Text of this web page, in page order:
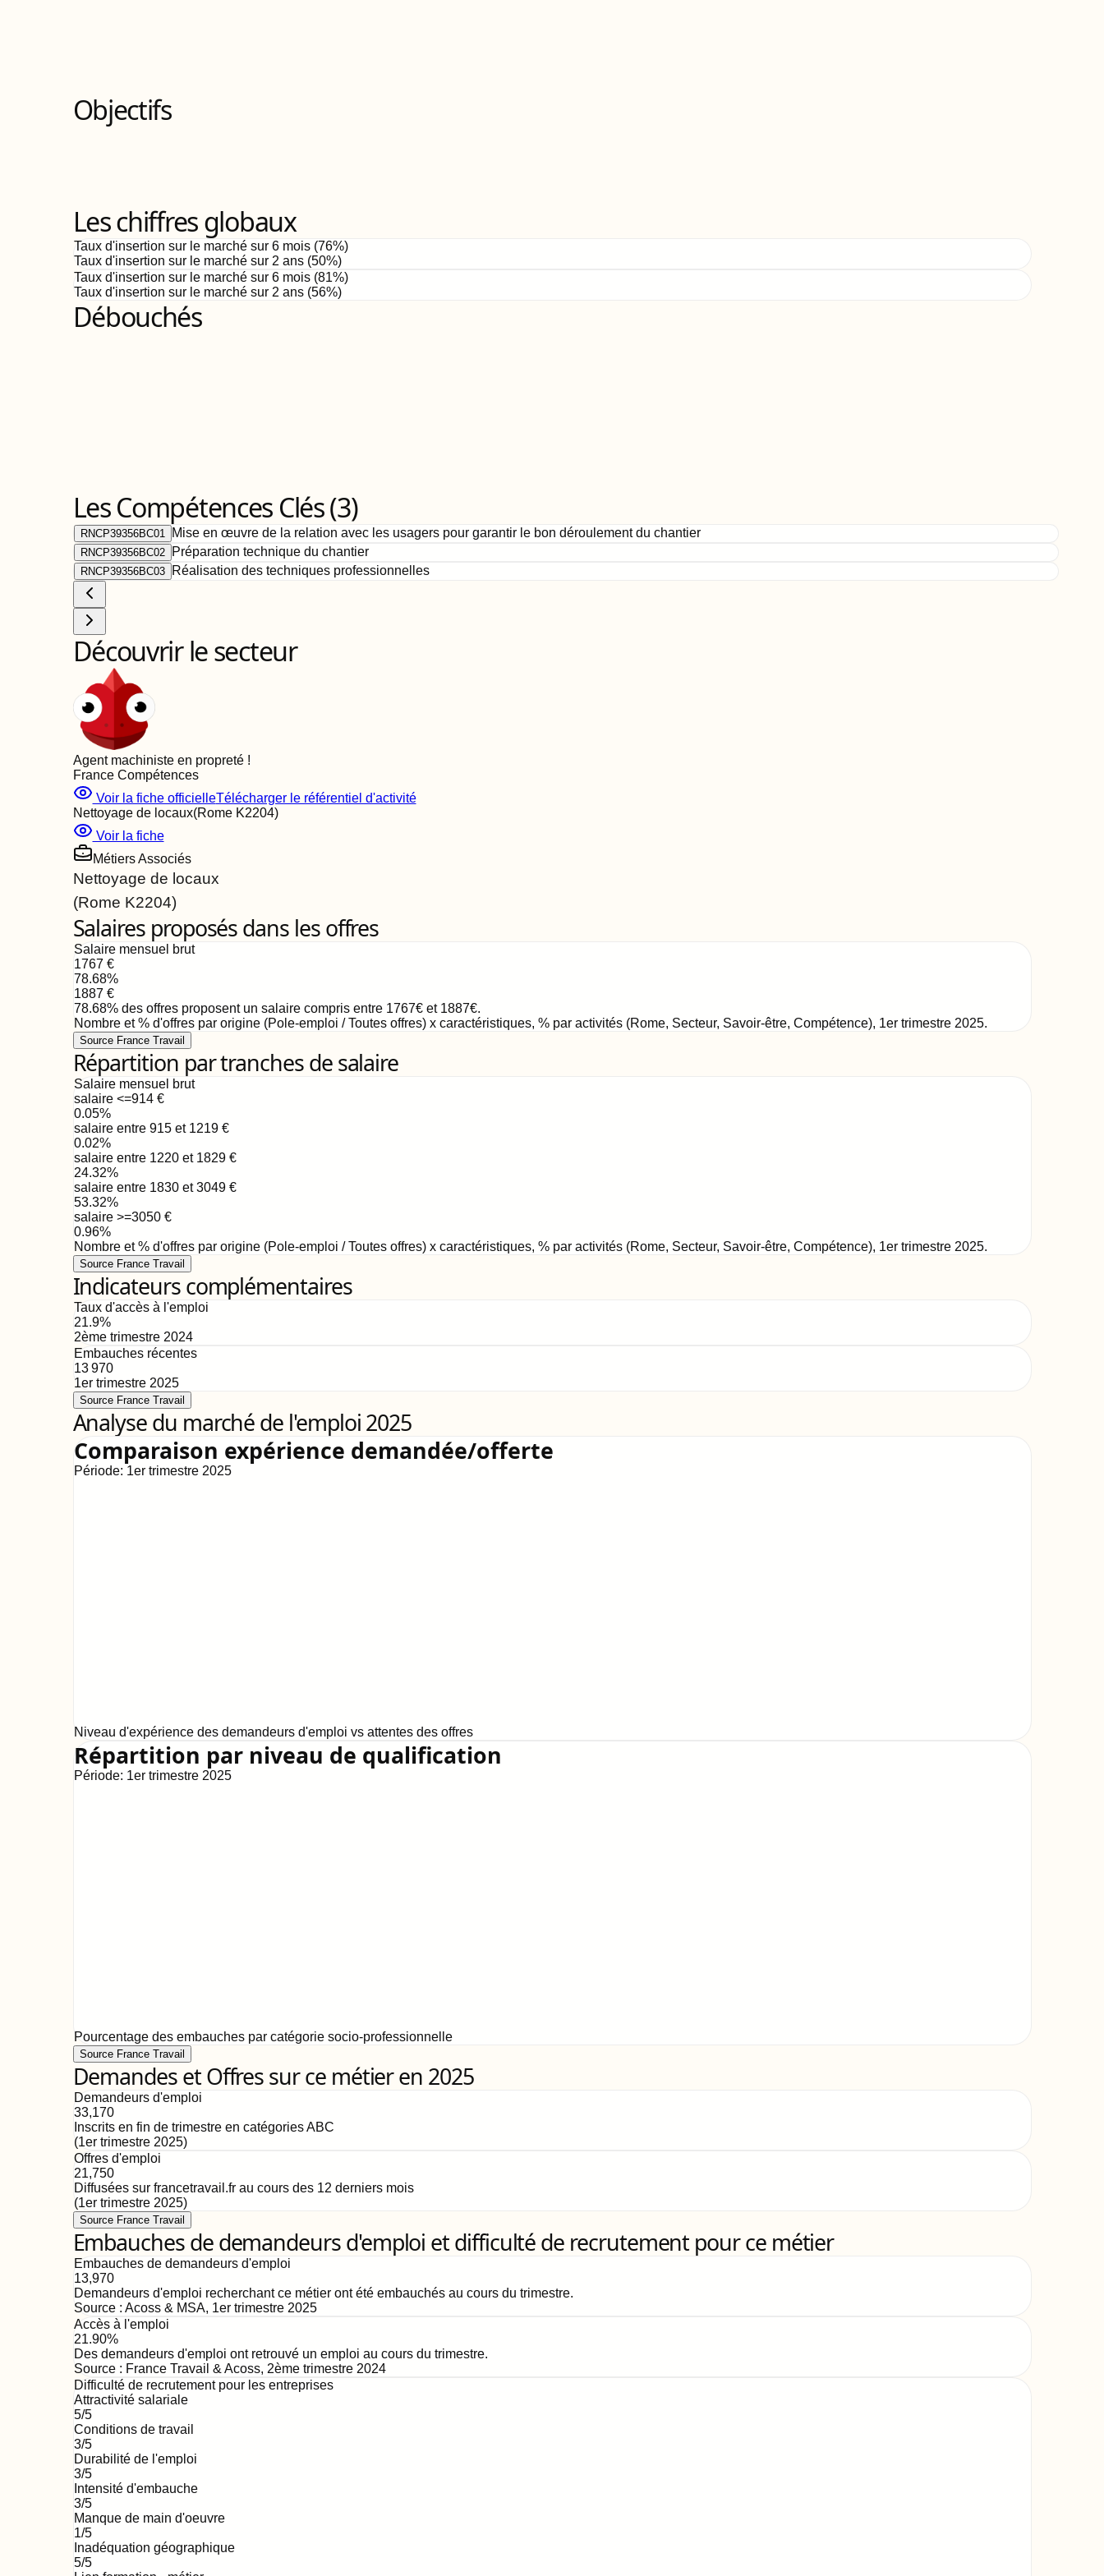
Objectifs
Les chiffres globaux
Taux d'insertion sur le marché sur 6 mois (76%)
Taux d'insertion sur le marché sur 2 ans (50%)
Taux d'insertion sur le marché sur 6 mois (81%)
Taux d'insertion sur le marché sur 2 ans (56%)
Débouchés
Les Compétences Clés (3)
RNCP39356BC01 Mise en œuvre de la relation avec les usagers pour garantir le bon déroulement du chantier
RNCP39356BC02 Préparation technique du chantier
RNCP39356BC03 Réalisation des techniques professionnelles
Découvrir le secteur
Agent machiniste en propreté!
France Compétences
Voir la fiche officielleTélécharger le référentiel d'activité
Nettoyage de locaux(Rome K2204)
Voir la fiche
Métiers Associés
Nettoyage de locaux
(Rome K2204)
Salaires proposés dans les offres
Salaire mensuel brut
1767 €
78.68%
1887 €
78.68% des offres proposent un salaire compris entre 1767€et 1887€.
Nombre et % d'offres par origine (Pole-emploi / Toutes offres) x caractéristiques, % par activités (Rome, Secteur, Savoir-être, Compétence), 1er trimestre 2025.
Source France Travail
Répartition par tranches de salaire
Salaire mensuel brut
salaire <=914€
0.05%
salaire entre 915 et 1219€
0.02%
salaire entre 1220 et 1829€
24.32%
salaire entre 1830 et 3049€
53.32%
salaire >=3050€
0.96%
Nombre et % d'offres par origine (Pole-emploi / Toutes offres) x caractéristiques, % par activités (Rome, Secteur, Savoir-être, Compétence), 1er trimestre 2025.
Source France Travail
Indicateurs complémentaires
Taux d'accès à l'emploi
21.9%
2ème trimestre 2024
Embauches récentes
13 970
1er trimestre 2025
Source France Travail
Analyse du marché de l'emploi 2025
Comparaison expérience demandée/offerte
Période: 1er trimestre 2025
Niveau d'expérience des demandeurs d'emploi vs attentes des offres
Répartition par niveau de qualification
Période: 1er trimestre 2025
Pourcentage des embauches par catégorie socio-professionnelle
Source France Travail
Demandes et Offres sur ce métier en 2025
Demandeurs d'emploi
33,170
Inscrits en fin de trimestre en catégories ABC
(1er trimestre 2025)
Offres d'emploi
21,750
Diffusées sur francetravail.fr au cours des 12 derniers mois
(1er trimestre 2025)
Source France Travail
Embauches de demandeurs d'emploi et difficulté de recrutement pour ce métier
Embauches de demandeurs d'emploi
13,970
Demandeurs d'emploi recherchant ce métier ont été embauchés au cours du trimestre.
Source : Acoss & MSA, 1er trimestre 2025
Accès à l'emploi
21.90%
Des demandeurs d'emploi ont retrouvé un emploi au cours du trimestre.
Source : France Travail & Acoss, 2ème trimestre 2024
Difficulté de recrutement pour les entreprises
Attractivité salariale
5/5
Conditions de travail
3/5
Durabilité de l'emploi
3/5
Intensité d'embauche
3/5
Manque de main d'oeuvre
1/5
Inadéquation géographique
5/5